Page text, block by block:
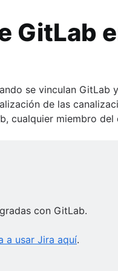
GitLab
de experiencia basada en
colaboración con
se vinculan GitLab
de las
cualquier miembro
con GitLab.
a usar Jira aquí.